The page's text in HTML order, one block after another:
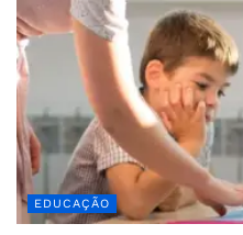
EDUCAÇÃO